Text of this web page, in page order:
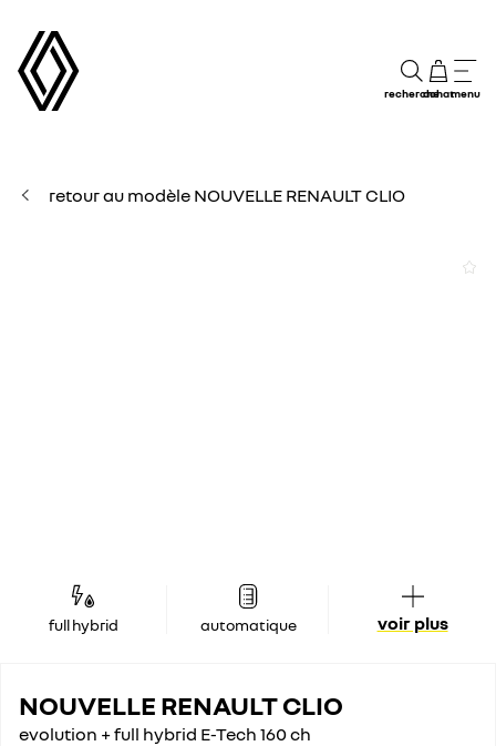
rechercheachatmenu
retour au modèle NOUVELLE RENAULT CLIO
full hybrid automatique voir plus
NOUVELLE RENAULT CLIO
evolution + full hybrid E-Tech 160 ch